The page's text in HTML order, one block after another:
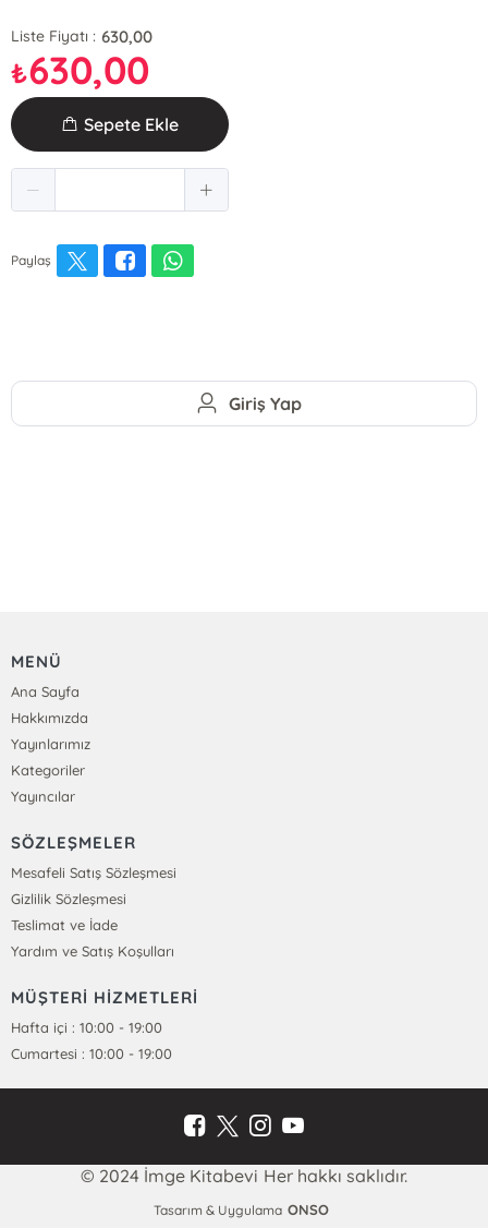
Liste Fiyatı : 630,00
₺630,00
Sepete Ekle
Paylaş
Giriş Yap
MENÜ
Ana Sayfa
Hakkımızda
Yayınlarımız
Kategoriler
Yayıncılar
SÖZLEŞMELER
Mesafeli Satış Sözleşmesi
Gizlilik Sözleşmesi
Teslimat ve İade
Yardım ve Satış Koşulları
MÜŞTERİ HİZMETLERİ
Hafta içi : 10:00 - 19:00
Cumartesi : 10:00 - 19:00
© 2024 İmge Kitabevi Her hakkı saklıdır.
Tasarım & Uygulama ONSO